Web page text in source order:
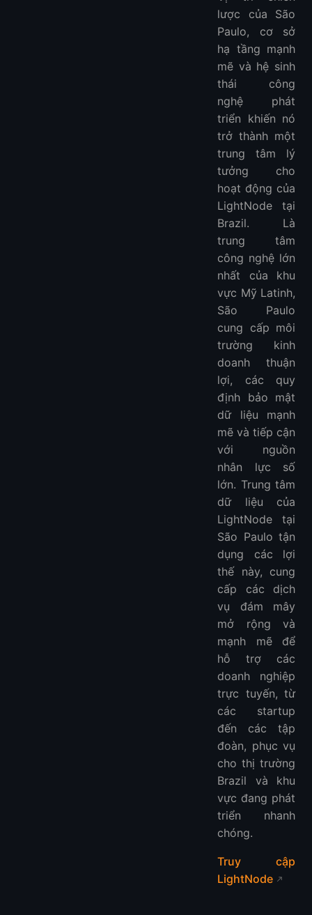
lược của São
Paulo, cơ sở
hạ tầng mạnh
mẽ và hệ sinh
thái công
nghệ phát
triển khiến nó
trở thành một
trung tâm lý
tưởng cho
hoạt động của
LightNode tại
Brazil. Là
trung tâm
công nghệ lớn
nhất của khu
vực Mỹ Latinh,
São Paulo
cung cấp môi
trường kinh
doanh thuận
lợi, các quy
định bảo mật
dữ liệu mạnh
mẽ và tiếp cận
với nguồn
nhân lực số
lớn. Trung tâm
dữ liệu của
LightNode tại
São Paulo tận
dụng các lợi
thế này, cung
cấp các dịch
vụ đám mây
mở rộng và
mạnh mẽ để
hỗ trợ các
doanh nghiệp
trực tuyến, từ
các startup
đến các tập
đoàn, phục vụ
cho thị trường
Brazil và khu
vực đang phát
triển nhanh
chóng.
Truy cập
LightNode